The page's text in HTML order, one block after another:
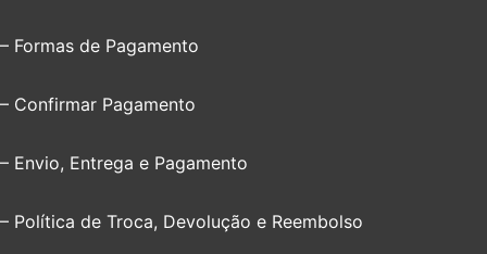
– Formas de Pagamento
– Confirmar Pagamento
– Envio, Entrega e Pagamento
– Política de Troca, Devolução e Reembolso